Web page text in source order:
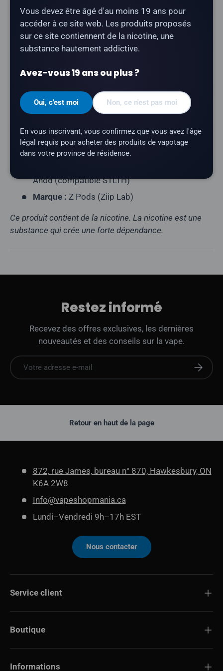
Compatible avec les appareils STLTH Type-C et STLTH
Anod (format de pod compatible STLTH).
Type de produit :Pod fermé prérempli
(compatible STLTH)
Contenu du paquet :3 dosettes par paquet
Teneur en nicotine :20 mg/ml
cartouche
Profil aromatique :fruits, bonbons, glace
Anod (compatible STLTH)
Marque : Z Pods (Ziip Lab)
Ce produit contient de la nicotine. La nicotine est une
substance qui crée une forte dépendance.
Restez informé
Recevez des offres exclusives, les dernières
nouveautés et des conseils sur la vape.
E-mail
Vous devez être âgé d'au moins 19 ans pour
accéder à ce site web. Les produits proposés
sur ce site contiennent de la nicotine, une
substance hautement addictive.
Avez-vous 19 ans ou plus ?
Oui, c'est moi Non, ce n'est pas moi
En vous inscrivant, vous confirmez que vous avez l'âge
légal requis pour acheter des produits de vapotage
dans votre province de résidence.
Retour en haut de la page
872, rue James, bureau n° 870, Hawkesbury, ON
K6A 2W8
Info@vapeshopmania.ca
Lundi–Vendredi 9h–17h EST
Nous contacter
Service client
Boutique
Informations